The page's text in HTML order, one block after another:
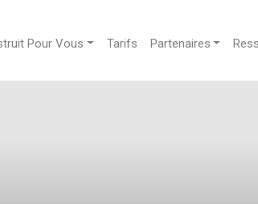
Pour Vous Tarifs Partenaires